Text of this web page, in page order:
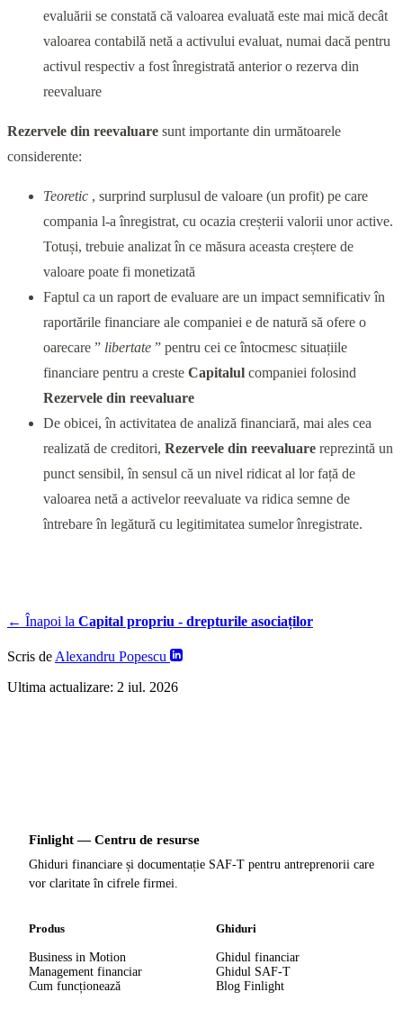
evaluării se constată că valoarea evaluată este mai mică decât
valoarea contabilă netă a activului evaluat, numai dacă pentru
activul respectiv a fost înregistrată anterior o rezerva din
reevaluare
Rezervele din reevaluare sunt importante din următoarele
considerente:
Teoretic , surprind surplusul de valoare (un profit) pe care
compania l-a înregistrat, cu ocazia creșterii valorii unor active.
Totuși, trebuie analizat în ce măsura aceasta creștere de
valoare poate fi monetizată
Faptul ca un raport de evaluare are un impact semnificativ în
raportările financiare ale companiei e de natură să ofere o
oarecare ” libertate ” pentru cei ce întocmesc situațiile
financiare pentru a creste Capitalul companiei folosind
Rezervele din reevaluare
De obicei, în activitatea de analiză financiară, mai ales cea
realizată de creditori, Rezervele din reevaluare reprezintă un
punct sensibil, în sensul că un nivel ridicat al lor față de
valoarea netă a activelor reevaluate va ridica semne de
întrebare în legătură cu legitimitatea sumelor înregistrate.
← Înapoi la Capital propriu - drepturile asociaților
Scris de Alexandru Popescu
Ultima actualizare: 2 iul. 2026
Finlight — Centru de resurse
Ghiduri financiare și documentație SAF-T pentru antreprenorii care
vor claritate în cifrele firmei.
Produs
Business in Motion
Management financiar
Cum funcționează
Ghiduri
Ghidul financiar
Ghidul SAF-T
Blog Finlight